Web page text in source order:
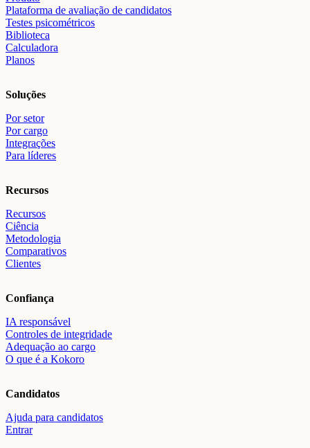
Plataforma de avaliação de candidatos
Testes psicométricos
Biblioteca
Calculadora
Planos
Soluções
Por setor
Por cargo
Integrações
Para líderes
Recursos
Recursos
Ciência
Metodologia
Comparativos
Clientes
Confiança
IA responsável
Controles de integridade
Adequação ao cargo
O que é a Kokoro
Candidatos
Ajuda para candidatos
Entrar